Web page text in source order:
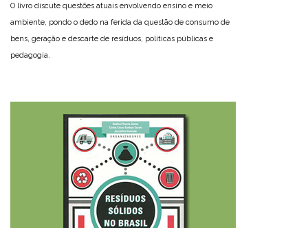
O livro discute questões atuais envolvendo ensino e meio
ambiente, pondo o dedo na ferida da questão de consumo de
bens, geração e descarte de resíduos, políticas públicas e
pedagogia.